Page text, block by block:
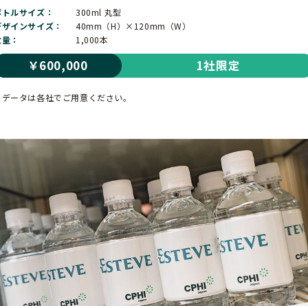
ルサイズ
300ml 丸型
インサイズ
40mm（H）×120mm（W）
1,000本
￥600,000 1社限定
ータは各社でご用意ください。